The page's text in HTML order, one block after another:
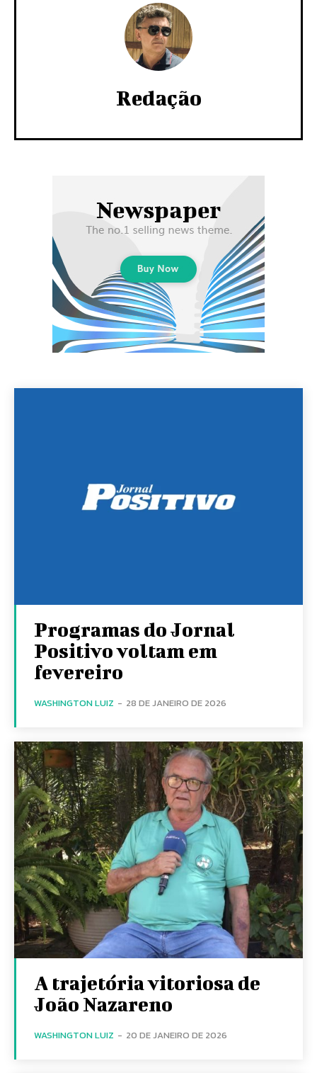
Redação
Programas do Jornal
Positivo voltam em
fevereiro
WASHINGTON LUIZ - 28 DE JANEIRO DE 2026
A trajetória vitoriosa de
João Nazareno
WASHINGTON LUIZ - 20 DE JANEIRO DE 2026